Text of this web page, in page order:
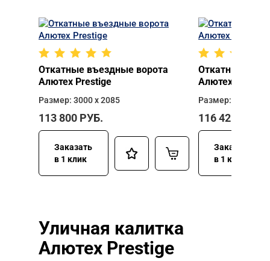
Откатные въездные ворота
Алютех Prestige
Размер: 3000 х 2085
113 800 РУБ.
Заказать
в 1 клик
Откатные
Алютех
Размер: 3000 х
116 425
Заказать
в 1 клик
Уличная калитка
Алютех Prestige